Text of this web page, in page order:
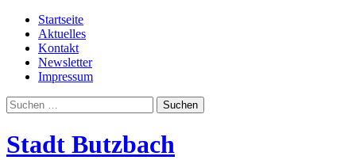
Startseite
Aktuelles
Kontakt
Newsletter
Impressum
Suchen
nach:
Stadt Butzbach